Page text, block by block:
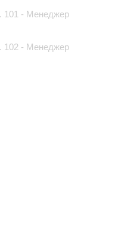
101 - Менеджер
102 - Менеджер